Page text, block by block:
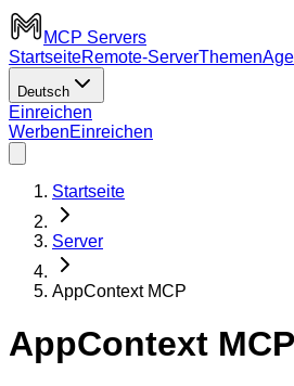
MCP Servers
StartseiteRemote-ServerThemen
Deutsch
Einreichen
WerbenEinreichen
Startseite
Server
AppContext MCP
AppContext MCP